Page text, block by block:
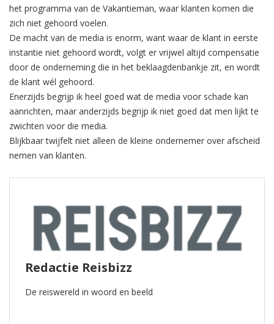
het programma van de Vakantieman, waar klanten komen die
zich niet gehoord voelen.
De macht van de media is enorm, want waar de klant in eerste
instantie niet gehoord wordt, volgt er vrijwel altijd compensatie
door de onderneming die in het beklaagdenbankje zit, en wordt
de klant wél gehoord.
Enerzijds begrijp ik heel goed wat de media voor schade kan
aanrichten, maar anderzijds begrijp ik niet goed dat men lijkt te
zwichten voor die media.
Blijkbaar twijfelt niet alleen de kleine ondernemer over afscheid
nemen van klanten.
Redactie Reisbizz
De reiswereld in woord en beeld